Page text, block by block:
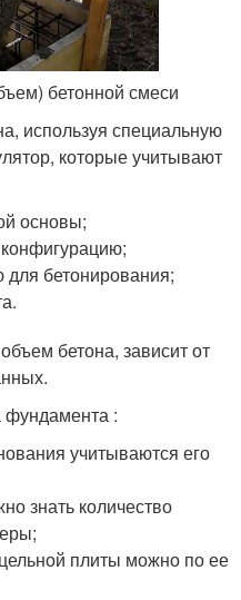
бетонной смеси
используя специальную
которые учитывают
основы;
бетонирования;
бетона, зависит от
фундамента :
учитываются его
знать количество
плиты можно по ее